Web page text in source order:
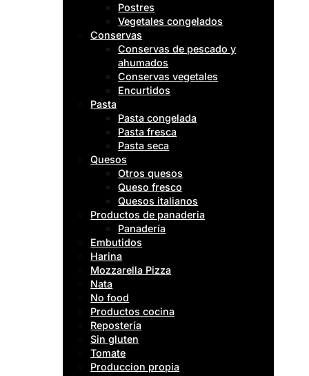
Postres
Vegetales congelados
Conservas
Conservas de pescado y
ahumados
Conservas vegetales
Encurtidos
Pasta
Pasta congelada
Pasta fresca
Pasta seca
Quesos
Otros quesos
Queso fresco
Quesos italianos
Productos de panaderia
Panadería
Embutidos
Harina
Mozzarella Pizza
Nata
No food
Productos cocina
Repostería
Sin gluten
Tomate
Produccion propia